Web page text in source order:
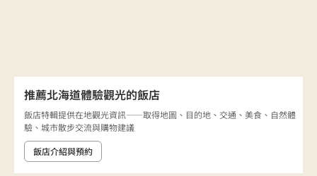
推薦北海道體驗觀光的飯店
飯店特輯提供在地觀光資訊——取得地圖、目的地、交通、美食、自然體
驗、城市散步交流與購物建議
飯店介紹與預約